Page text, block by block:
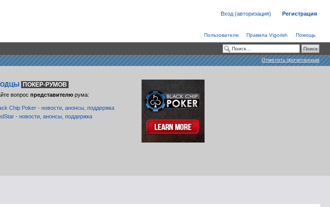
Регистрация
Вход (авторизация)
Помощь
Правила Vigorish
Пользователи
Отметить прочитанным
ПОКЕР-РУМОВ
вопрос представителюрума:
Chip Poker - новости, анонсы, поддержка
- новости, анонсы, поддержка